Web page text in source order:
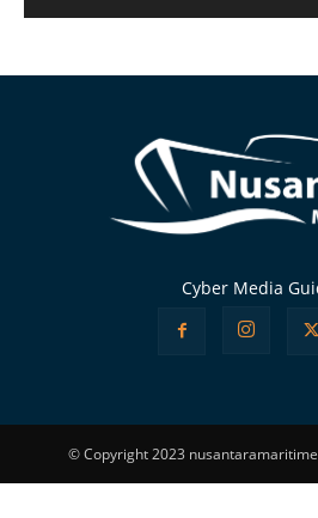
Cyber Media
© Copyright 2023